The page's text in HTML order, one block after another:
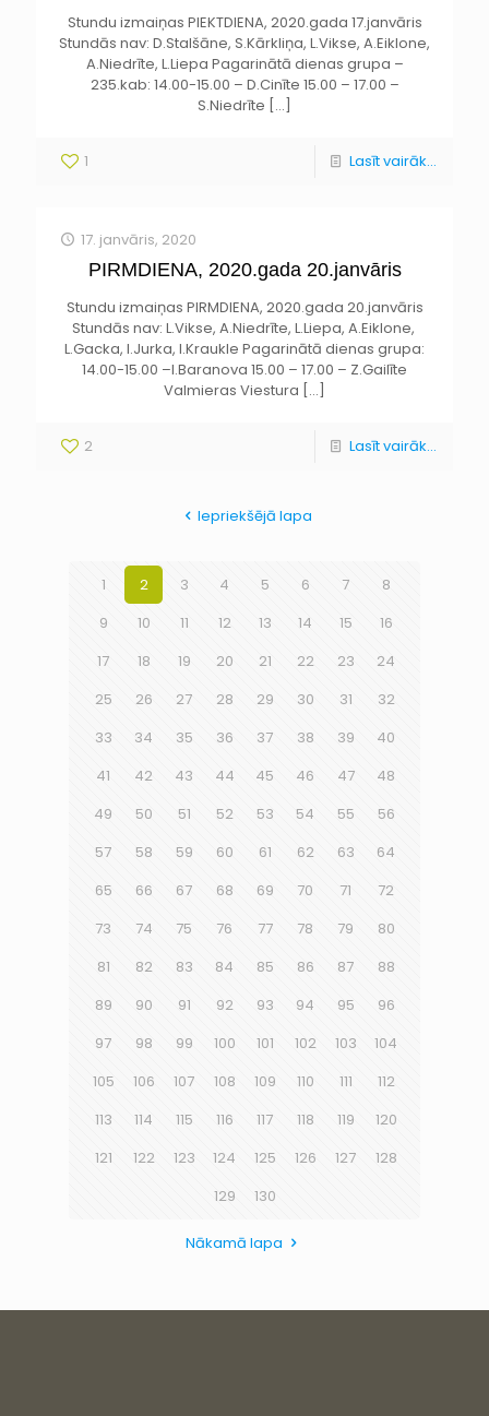
Stundu izmaiņas PIEKTDIENA, 2020.gada 17.janvāris
Stundās nav: D.Stalšāne, S.Kārkliņa, L.Vikse, A.Eiklone,
A.Niedrīte, L.Liepa Pagarinātā dienas grupa –
235.kab: 14.00-15.00 – D.Cinīte 15.00 – 17.00 –
S.Niedrīte […]
1 Lasīt vairāk...
17. janvāris, 2020
PIRMDIENA, 2020.gada 20.janvāris
Stundu izmaiņas PIRMDIENA, 2020.gada 20.janvāris
Stundās nav: L.Vikse, A.Niedrīte, L.Liepa, A.Eiklone,
L.Gacka, I.Jurka, I.Kraukle Pagarinātā dienas grupa:
14.00-15.00 –I.Baranova 15.00 – 17.00 – Z.Gailīte
Valmieras Viestura […]
2 Lasīt vairāk...
Iepriekšējā lapa
1 2 3 4 5 6 7
8
9
10 11 12 13 14 15
16
17
18 19 20 21 22 23
24
25
26 27 28 29 30 31
32
33
34 35 36 37 38 39
40
41
42 43 44 45 46 47
48
49
50 51 52 53 54 55
56
57
58 59 60 61 62 63
64
65
66 67 68 69 70 71
72
73
74 75 76 77 78 79
80
81
82 83 84 85 86 87
88
89
90 91 92 93 94 95
96
97
98 99 100 101 102 103
104
105
106 107 108 109 110 111
112
113
114 115 116 117 118 119
120
121
122 123 124 125 126 127
128
129
130
Nākamā lapa